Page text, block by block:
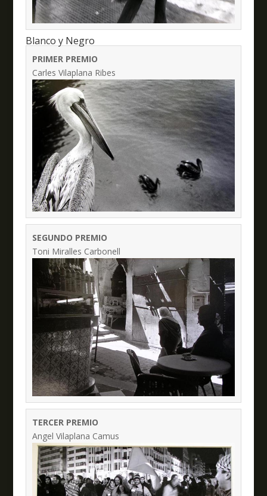
Blanco y Negro
PRIMER PREMIO
Carles Vilaplana Ribes
SEGUNDO PREMIO
Toni Miralles Carbonell
TERCER PREMIO
Angel Vilaplana Camus